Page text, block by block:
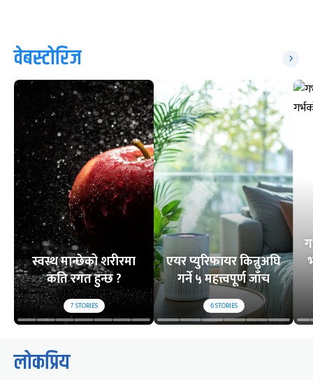
वेबस्टोरिज
स्वस्थ मान्छेको शरीरमा
कति रगत हुन्छ ?
7STORIES
एयर प्युरिफायर किन्नुअघि
गर्ने ५ महत्त्वपूर्ण जाँच
6STORIES
लोकप्रिय